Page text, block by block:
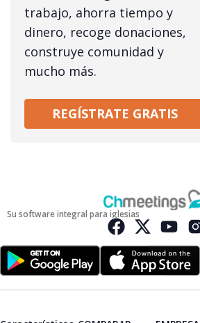
trabajo, ahorra tiempo y
dinero, recoge donaciones,
construye comunidad y
mucho más.
REGÍSTRATE GRATIS
Su software integral para iglesias